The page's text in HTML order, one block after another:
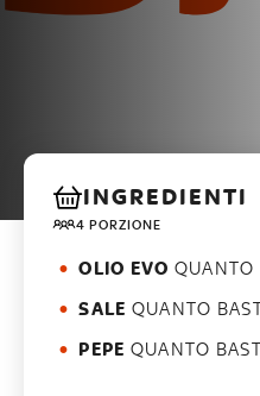
INGREDIENTI
4 PORZIONE
OLIO EVO QUANTO
SALE QUANTO
PEPE QUANTO